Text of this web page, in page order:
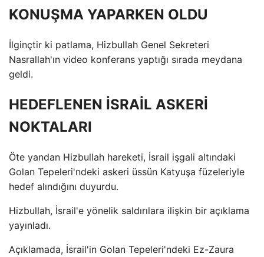
KONUŞMA YAPARKEN OLDU
İlginçtir ki patlama, Hizbullah Genel Sekreteri
Nasrallah'ın video konferans yaptığı sırada meydana
geldi.
HEDEFLENEN İSRAİL ASKERİ
NOKTALARI
Öte yandan Hizbullah hareketi, İsrail işgali altındaki
Golan Tepeleri'ndeki askeri üssün Katyuşa füzeleriyle
hedef alındığını duyurdu.
Hizbullah, İsrail'e yönelik saldırılara ilişkin bir açıklama
yayınladı.
Açıklamada, İsrail'in Golan Tepeleri'ndeki Ez-Zaura